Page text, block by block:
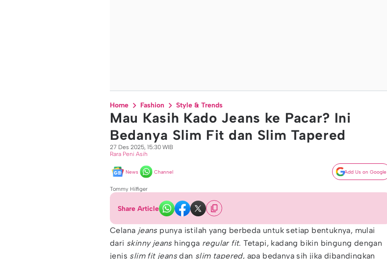
Home Fashion Style & Trends
Mau Kasih Kado Jeans ke Pacar? Ini
Bedanya Slim Fit dan Slim Tapered
27 Des 2025, 15:30 WIB
Rara Peni Asih
News Channel Add Us on Google
Tommy Hilfiger
Share Article
Celana jeanspunya istilah yang berbeda untuk setiap bentuknya, mulai
dari skinny jeanshingga regular fit. Tetapi, kadang bikin bingung dengan
jenis slim fit jeansdan slim tapered, apa bedanya sih jika dibandingkan